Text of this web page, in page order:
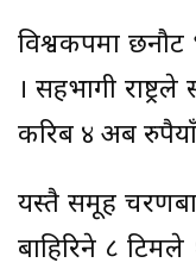
विश्वकपमा
। सहभागी
करिब ४ अर्ब
यस्तै समूह
बाहिरिने ८